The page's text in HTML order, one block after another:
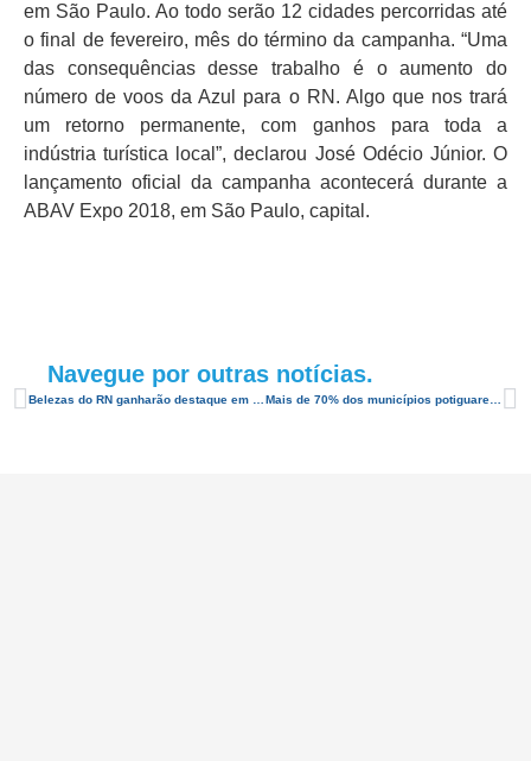
em São Paulo. Ao todo serão 12 cidades percorridas até
o final de fevereiro, mês do término da campanha. “Uma
das consequências desse trabalho é o aumento do
número de voos da Azul para o RN. Algo que nos trará
um retorno permanente, com ganhos para toda a
indústria turística local”, declarou José Odécio Júnior. O
lançamento oficial da campanha acontecerá durante a
ABAV Expo 2018, em São Paulo, capital.
Navegue por outras notícias.
Belezas do RN ganharão destaque em redes sociais do Ministério do Turismo Mais de 70% dos municípios potiguares devem se adequar ao Novo Mapa do Turismo